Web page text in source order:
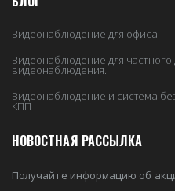
Видеонаблюдение для офиса
Видеонаблюдение для
видеонаблюдения.
Видеонаблюдение и система
КПП
НОВОСТНАЯ РАССЫЛКА
Получайте информацию об